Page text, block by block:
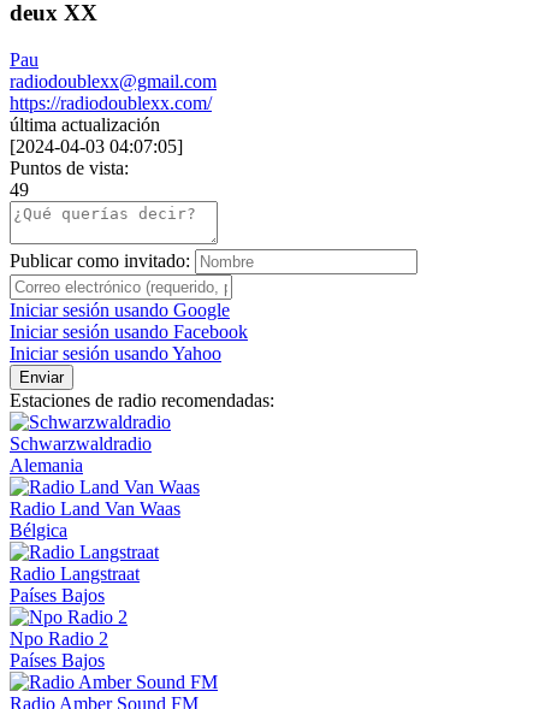
deux XX
Pau
radiodoublexx@gmail.com
https://radiodoublexx.com/
última actualización
[2024-04-03 04:07:05]
Puntos de vista:
49
Publicar como invitado:
Iniciar sesión usando Google
Iniciar sesión usando Facebook
Iniciar sesión usando Yahoo
Enviar
Estaciones de radio recomendadas:
Schwarzwaldradio
Alemania
Radio Land Van Waas
Bélgica
Radio Langstraat
Países Bajos
Npo Radio 2
Países Bajos
Radio Amber Sound FM